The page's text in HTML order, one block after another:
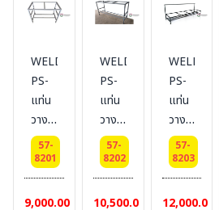
สีบร
1 นิ้ว
สูง 6
เมตร
+
เพลท
ขนาด
นิ้ว
40
ลิตร
WELDING-
PS-
แท่น
วาง
ถัง
ขยะ
ขนาด
2
57-
8201
9,000.00
WELDING-
PS-
แท่น
วาง
ถัง
ขยะ
ขนาด
3
57-
8202
10,500.00
WELDING-
PS-
แท่น
วาง
ถัง
ขยะ
ขนาด
4
57-
8203
12,000.00